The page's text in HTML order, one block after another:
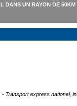
DANS UN RAYON DE
Transport express national,